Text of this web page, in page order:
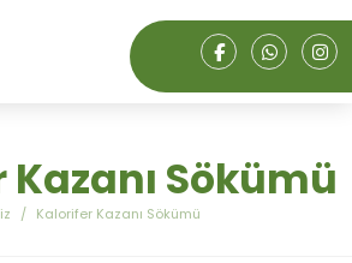
Sökümü
Kalorifer Kazanı Sökümü